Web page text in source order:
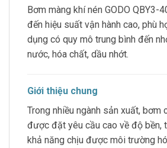
Bơm màng khí nén GODO QBY3-
đến hiệu suất vận hành cao, phù
dụng có quy mô trung bình đến
nước, hóa chất, dầu nhớt.
Giới thiệu chung
Trong nhiều ngành sản xuất, bơm
được đặt yêu cầu cao về độ bền,
khả năng chịu được môi trường